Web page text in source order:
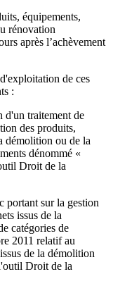
équipements,
rénovation
après l’achèvement
de ces
:
d'un traitement de
des produits,
démolition ou de la
dénommé «
Droit de la
portant sur la gestion
issus de la
catégories de
2011 relatif au
de la démolition
Droit de la